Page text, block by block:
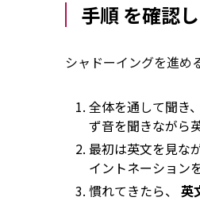
手順 を確認
シャドーイングを進め
全体を通して聞き
ず音を聞きながら
最初は英文を見な
イントネーション
慣れてきたら、 英